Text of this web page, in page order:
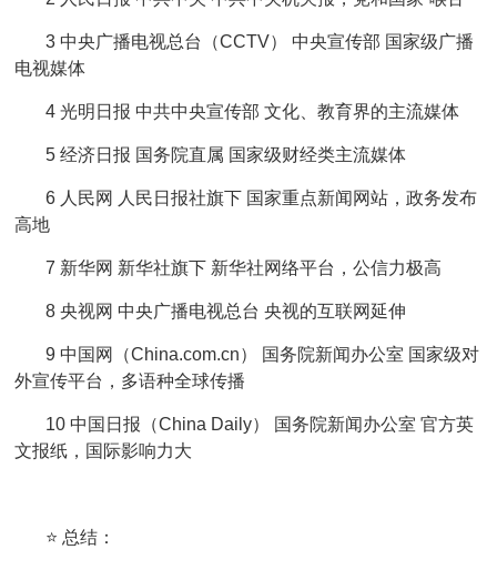
3 中央广播电视总台（CCTV） 中央宣传部 国家级广播
电视媒体
4 光明日报 中共中央宣传部 文化、教育界的主流媒体
5 经济日报 国务院直属 国家级财经类主流媒体
6 人民网 人民日报社旗下 国家重点新闻网站，政务发布
高地
7 新华网 新华社旗下 新华社网络平台，公信力极高
8 央视网 中央广播电视总台 央视的互联网延伸
9 中国网（China.com.cn） 国务院新闻办公室 国家级对
外宣传平台，多语种全球传播
10 中国日报（China Daily） 国务院新闻办公室 官方英
文报纸，国际影响力大
⭐ 总结：